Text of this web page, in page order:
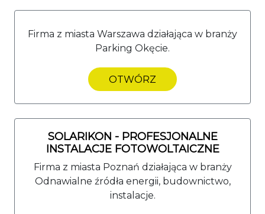
Firma z miasta Warszawa działająca w branży
Parking Okęcie.
OTWÓRZ
SOLARIKON - PROFESJONALNE
INSTALACJE FOTOWOLTAICZNE
Firma z miasta Poznań działająca w branży
Odnawialne źródła energii, budownictwo,
instalacje.